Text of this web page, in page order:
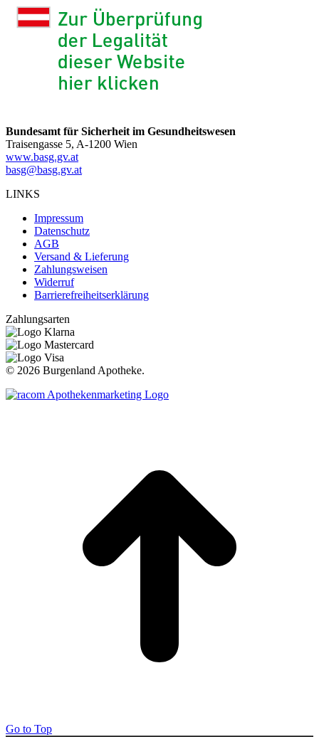
Bundesamt für Sicherheit im Gesundheitswesen
Traisengasse 5, A-1200 Wien
www.basg.gv.at
basg@basg.gv.at
LINKS
Impressum
Datenschutz
AGB
Versand & Lieferung
Zahlungsweisen
Widerruf
Barrierefreiheitserklärung
Zahlungsarten
© 2026 Burgenland Apotheke.
Go to Top